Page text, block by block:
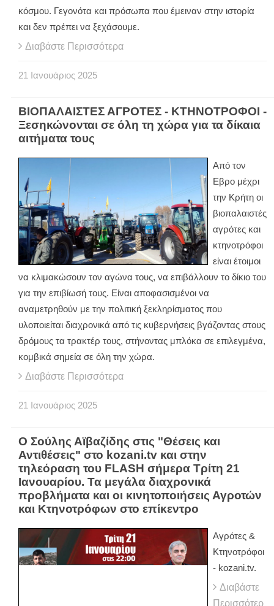
κόσμου. Γεγονότα και πρόσωπα που έμειναν στην ιστορία
και δεν πρέπει να ξεχάσουμε.
Διαβάστε Περισσότερα
21 Ιανουάριος 2025
ΒΙΟΠΑΛΑΙΣΤΕΣ ΑΓΡΟΤΕΣ - ΚΤΗΝΟΤΡΟΦΟΙ -
Ξεσηκώνονται σε όλη τη χώρα για τα δίκαια
αιτήματα τους
Από τον
Εβρο μέχρι
την Κρήτη οι
βιοπαλαιστές
αγρότες και
κτηνοτρόφοι
είναι έτοιμοι
να κλιμακώσουν τον αγώνα τους, να επιβάλλουν το δίκιο του
για την επιβίωσή τους. Είναι αποφασισμένοι να
αναμετρηθούν με την πολιτική ξεκληρίσματος που
υλοποιείται διαχρονικά από τις κυβερνήσεις βγάζοντας στους
δρόμους τα τρακτέρ τους, στήνοντας μπλόκα σε επιλεγμένα,
κομβικά σημεία σε όλη την χώρα.
Διαβάστε Περισσότερα
21 Ιανουάριος 2025
Ο Σούλης Αϊβαζίδης στις "Θέσεις και
Αντιθέσεις" στο kozani.tv και στην
τηλεόραση του FLASH σήμερα Τρίτη 21
Ιανουαρίου. Τα μεγάλα διαχρονικά
προβλήματα και οι κινητοποιήσεις Αγροτών
και Κτηνοτρόφων στο επίκεντρο
Αγρότες &
Κτηνοτρόφοι
- kozani.tv.
Διαβάστε
Περισσότερ